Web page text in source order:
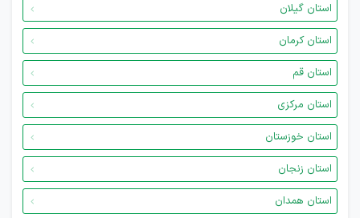
استان گیلان
استان کرمان
استان قم
استان مرکزی
استان خوزستان
استان زنجان
استان همدان